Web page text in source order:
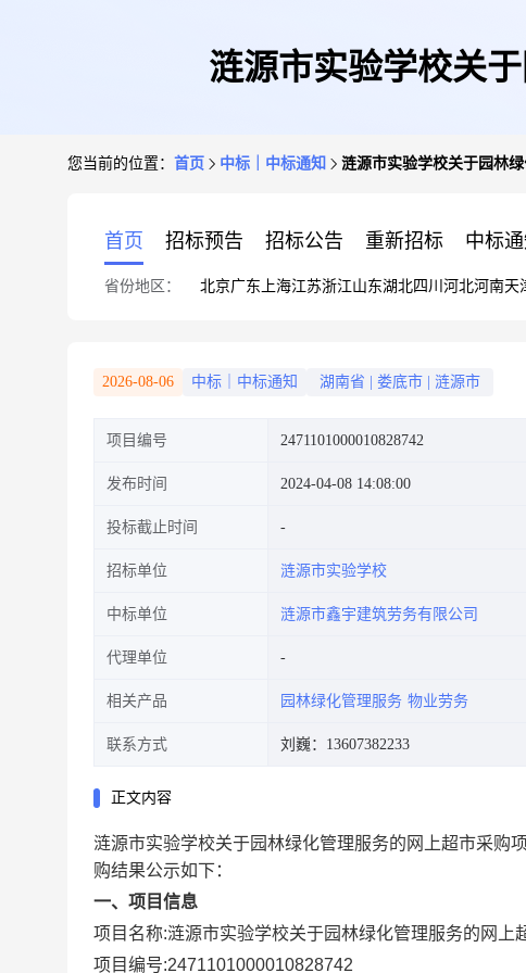
涟源市实验学校关
您当前的位置： 首页 中标｜中标通知 涟源市实验学校关于园林
首页 招标预告 招标公告 重新招标 中标通
省份地区： 北京广东 上海江苏浙江山东湖北四川 河北河南天
2026-08-06 中标｜中标通知 湖南省 娄底市 涟源市
项目编号 2471101000010828742
发布时间 2024-04-08 14:08:00
投标截止时间
招标单位 涟源市实验学校
中标单位 涟源市鑫宇建筑劳务有限公司
代理单位
相关产品 园林绿化管理服务 物业劳务
联系方式 刘巍：13607382233
正文内容
涟源市实验学校关于园林绿化管理服务的网上超市采购
购结果公示如下：
一、项目信息
项目名称:涟源市实验学校关于园林绿化管理服务的网上
项目编号:2471101000010828742